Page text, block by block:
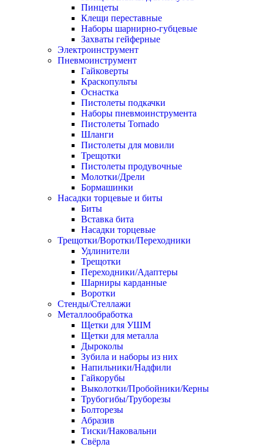
Пинцеты
Клещи переставные
Наборы шарнирно-губцевые
Захваты гейферные
Электроинструмент
Пневмоинструмент
Гайковерты
Краскопульты
Оснастка
Пистолеты подкачки
Наборы пневмоинструмента
Пистолеты Tornado
Шланги
Пистолеты для мовили
Трещотки
Пистолеты продувочные
Молотки/Дрели
Бормашинки
Насадки торцевые и биты
Биты
Вставка бита
Насадки торцевые
Трещотки/Воротки/Переходники
Удлинители
Трещотки
Переходники/Адаптеры
Шарниры карданные
Воротки
Стенды/Стеллажи
Металлообработка
Щетки для УШМ
Щетки для металла
Дыроколы
Зубила и наборы из них
Напильники/Надфили
Гайкорубы
Выколотки/Пробойники/Керны
Трубогибы/Труборезы
Болторезы
Абразив
Тиски/Наковальни
Свёрла